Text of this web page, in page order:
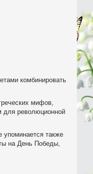
комбинировать
мифов,
для революционной
упоминается также
на День Победы,